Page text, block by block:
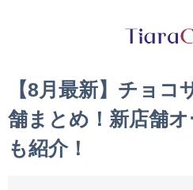
【8月最新】チョ
舗まとめ！新店舗
も紹介！